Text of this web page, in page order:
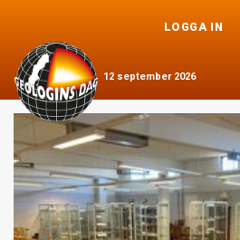
12 september 2026
LOGGA IN